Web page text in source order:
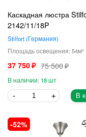
Каскадная люстра
2142/11/18P
Stilfort Германия
54
37 750 75 500
18
В
52